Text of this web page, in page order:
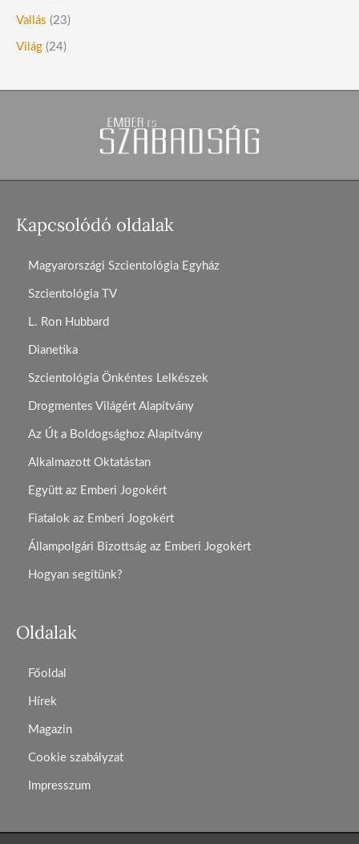
Vallás (23)
Világ (24)
Kapcsolódó oldalak
Magyarországi Szcientológia Egyház
Szcientológia TV
L. Ron Hubbard
Dianetika
Szcientológia Önkéntes Lelkészek
Drogmentes Világért Alapítvány
Az Út a Boldogsághoz Alapítvány
Alkalmazott Oktatástan
Együtt az Emberi Jogokért
Fiatalok az Emberi Jogokért
Állampolgári Bizottság az Emberi Jogokért
Hogyan segítünk?
Oldalak
Főoldal
Hírek
Magazin
Cookie szabályzat
Impresszum